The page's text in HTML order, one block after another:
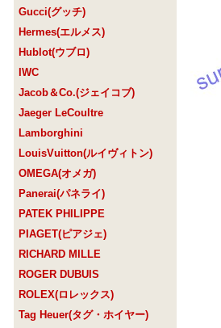
Gucci(グッチ)
Hermes(エルメス)
Hublot(ウブロ)
IWC
Jacob＆Co.(ジェイコブ)
Jaeger LeCoultre
Lamborghini
LouisVuitton(ルイヴィトン)
OMEGA(オメガ)
Panerai(パネライ)
PATEK PHILIPPE
PIAGET(ピアジェ)
RICHARD MILLE
ROGER DUBUIS
ROLEX(ロレックス)
Tag Heuer(タグ・ホイヤー)